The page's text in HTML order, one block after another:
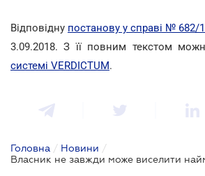
Відповідну постанову у справі № 682/
3.09.2018. З її повним текстом
системі VERDICTUM.
Головна / Новини /